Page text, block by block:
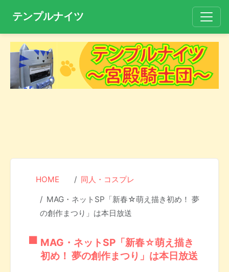
テンプルナイツ
HOME 同人・コスプレ
MAG・ネットSP「新春☆萌え描き初め！ 夢
の創作まつり」は本日放送
MAG・ネットSP「新春☆萌え描き
初め！ 夢の創作まつり」は本日放送